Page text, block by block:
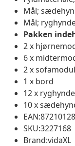
Mål;
Mål;
Pakken
2 x
6 x
2 x sofamodul
1 x bord
12 x ryghynde
10 x
SKU:3227168
Brand:vidaXL